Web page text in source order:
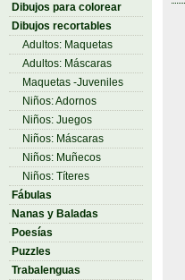
Dibujos para colorear
Dibujos recortables
Adultos: Maquetas
Adultos: Máscaras
Maquetas -Juveniles
Niños: Adornos
Niños: Juegos
Niños: Máscaras
Niños: Muñecos
Niños: Títeres
Fábulas
Nanas y Baladas
Poesías
Puzzles
Trabalenguas